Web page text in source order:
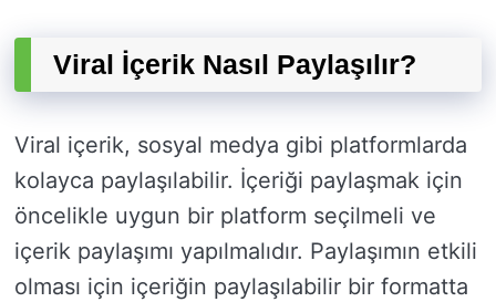
Viral İçerik Nasıl Paylaşılır?
Viral içerik, sosyal medya gibi platformlarda
kolayca paylaşılabilir. İçeriği paylaşmak için
öncelikle uygun bir platform seçilmeli ve
içerik paylaşımı yapılmalıdır. Paylaşımın etkili
olması için içeriğin paylaşılabilir bir formatta